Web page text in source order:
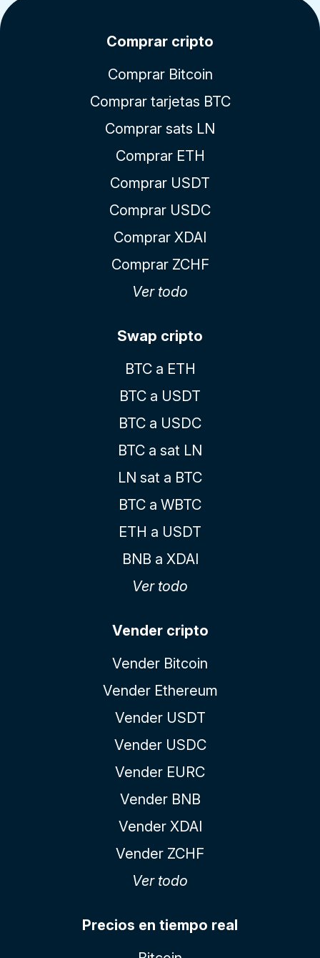
Comprar cripto
Comprar Bitcoin
Comprar tarjetas BTC
Comprar sats LN
Comprar ETH
Comprar USDT
Comprar USDC
Comprar XDAI
Comprar ZCHF
Ver todo
Swap cripto
BTC a ETH
BTC a USDT
BTC a USDC
BTC a sat LN
LN sat a BTC
BTC a WBTC
ETH a USDT
BNB a XDAI
Ver todo
Vender cripto
Vender Bitcoin
Vender Ethereum
Vender USDT
Vender USDC
Vender EURC
Vender BNB
Vender XDAI
Vender ZCHF
Ver todo
Precios en tiempo real